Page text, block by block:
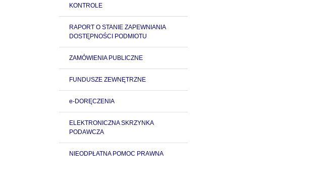
KONTROLE
RAPORT O STANIE ZAPEWNIANIA
DOSTĘPNOŚCI PODMIOTU
ZAMÓWIENIA PUBLICZNE
FUNDUSZE ZEWNĘTRZNE
e-DORĘCZENIA
ELEKTRONICZNA SKRZYNKA
PODAWCZA
NIEODPŁATNA POMOC PRAWNA